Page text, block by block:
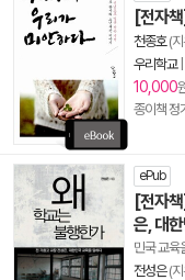
[전자
천종호(지
우리학교|
10,000
종이책 정
ePub
[전자
은, 대
민국 교육
전성은(지